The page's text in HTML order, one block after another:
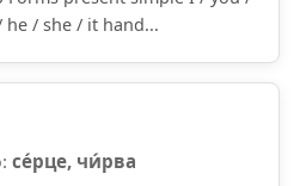
/ she / it hand...
се́рце, чи́рва